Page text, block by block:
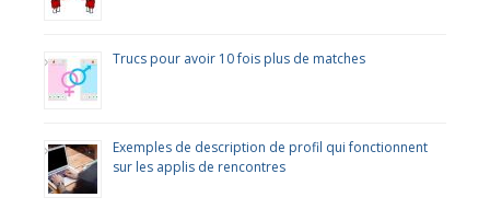
Trucs pour avoir 10 fois plus de matches
Exemples de description de profil qui fonctionnent
sur les applis de rencontres